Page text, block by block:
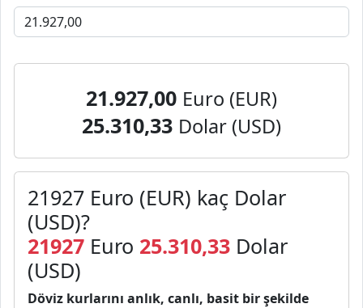
21.927,00 Euro (EUR)
25.310,33 Dolar (USD)
21927 Euro (EUR) kaç Dolar
(USD)?
21927 Euro 25.310,33 Dolar
(USD)
Döviz kurlarını anlık, canlı, basit bir şekilde